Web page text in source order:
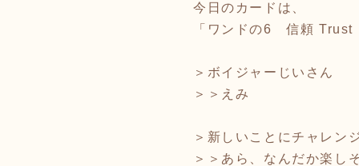
今日のカードは、
「ワンドの6 信頼 Trust
＞ボイジャーじいさん
＞＞えみ
＞新しいことにチャレン
＞＞あら、なんだか楽し